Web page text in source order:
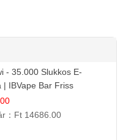
- 35.000 Slukkos E-
| IBVape Bar Friss
Ízek
： Ft 14686.00